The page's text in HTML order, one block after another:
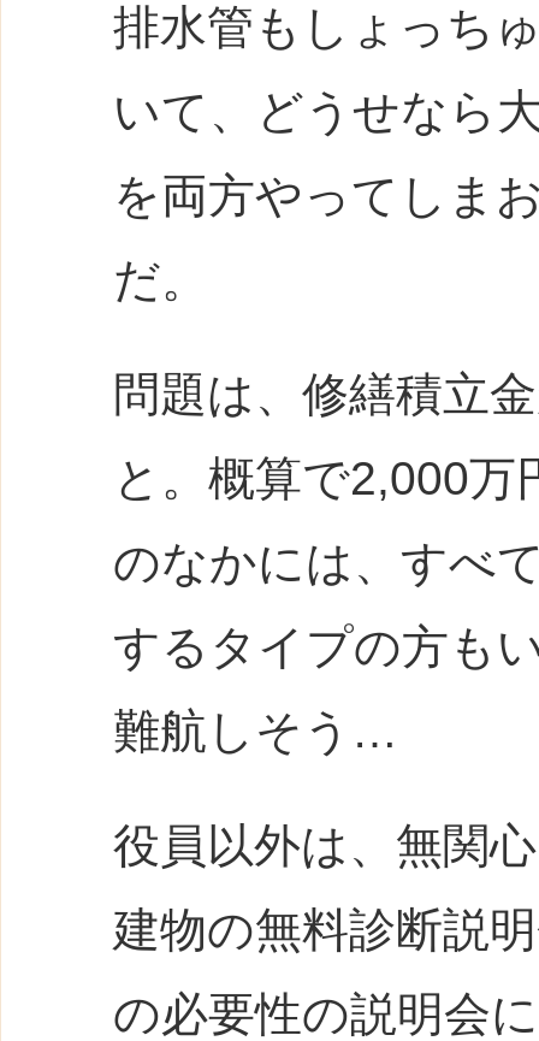
排水管もしょっち
いて、どうせなら
を両方やってしま
だ。
問題は、修繕積立
と。概算で2,000万
のなかには、すべ
するタイプの方も
難航しそう…
役員以外は、無関
建物の無料診断説
の必要性の説明会